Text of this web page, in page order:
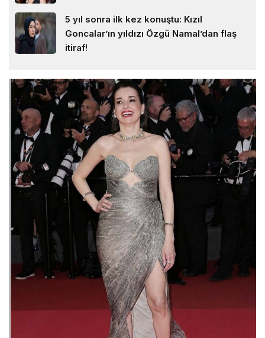
5 yıl sonra ilk kez konuştu: Kızıl
Goncalar’ın yıldızı Özgü Namal’dan flaş
itiraf!